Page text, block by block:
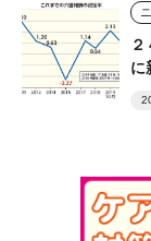
に